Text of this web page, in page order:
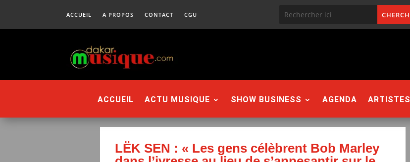
ACCUEIL A PROPOS CONTACT CGU
ACCUEIL ACTU MUSIQUE SHOW BUSINESS AGENDA ARTISTES
LËK SEN : « Les gens célèbrent Bob Marley